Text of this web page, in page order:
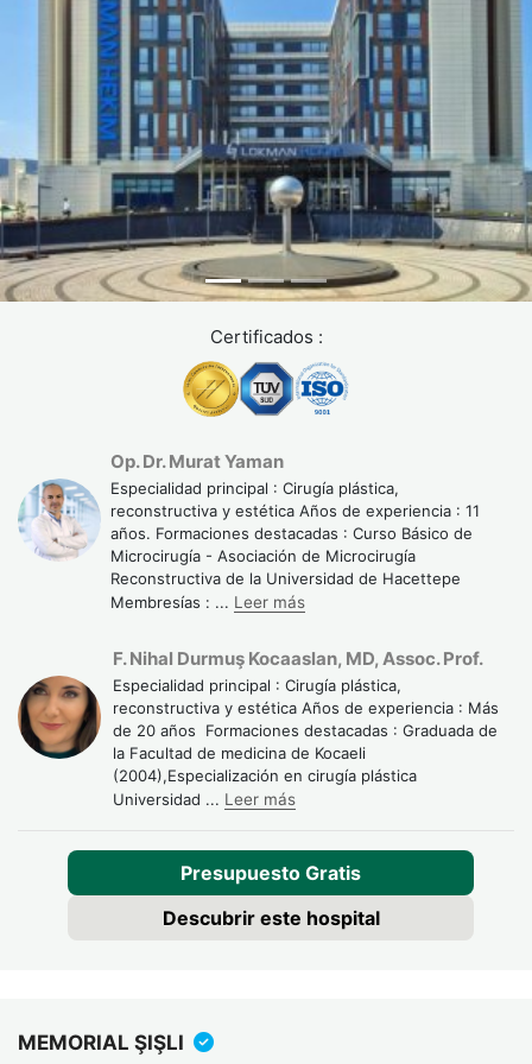
Sangrado Moderado Reducido
Recuperación
10-14
días
7-10 días
Zonas corporales tratables
La liposucción VASER 4D permite tratar múltiples áreas:
Abdomen y flancos (michelines)
Muslos internos y externos (alforjas)
Brazos (ptosis grasa subcutánea)
Espalda y rollos bajo el sujetador
liposucción cervico-mentoniana
Ginecomastia masculina(glándula + grasa)
Gemelos y tobillos
VASER 4D?
Certificados :
Op. Dr. Murat Yaman
Especialidad principal : Cirugía plástica,
reconstructiva y estética Años de experiencia : 11
años. Formaciones destacadas : Curso Básico de
Microcirugía - Asociación de Microcirugía
Reconstructiva de la Universidad de Hacettepe
Membresías : ... Leer más
F. Nihal Durmuş Kocaaslan, MD, Assoc. Prof.
Especialidad principal : Cirugía plástica,
reconstructiva y estética Años de experiencia : Más
de 20 años Formaciones destacadas : Graduada de
la Facultad de medicina de Kocaeli
(2004),Especialización en cirugía plástica
Universidad ... Leer más
Presupuesto Gratis
Descubrir este hospital
MEMORIAL ŞIŞLI